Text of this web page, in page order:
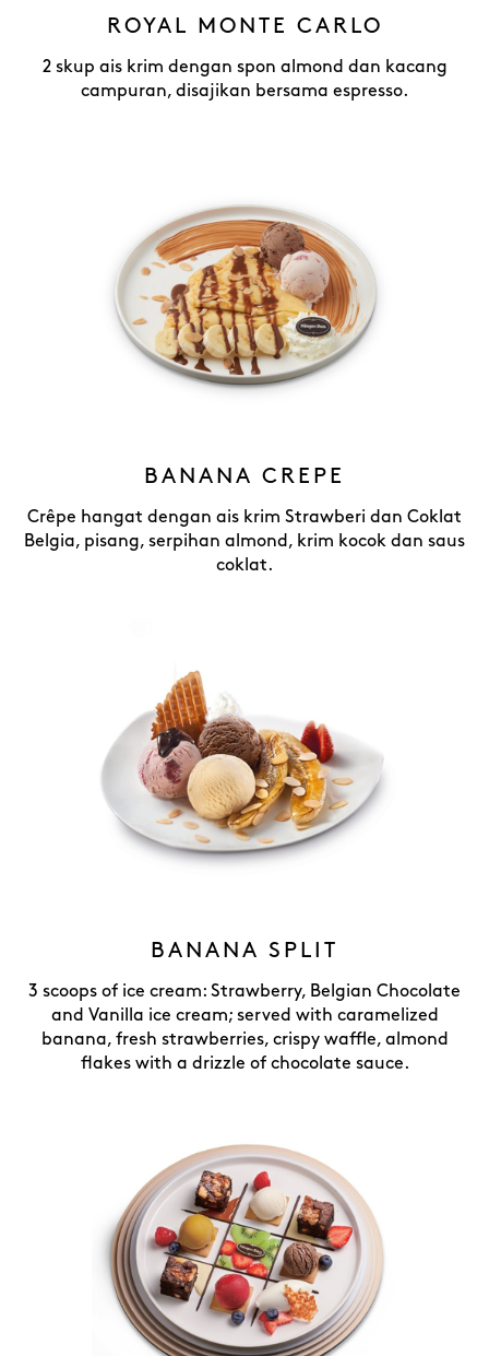
ROYAL MONTE CARLO
2 skup ais krim dengan spon almond dan kacang
campuran, disajikan bersama espresso.
BANANA CREPE
Crêpe hangat dengan ais krim Strawberi dan Coklat
Belgia, pisang, serpihan almond, krim kocok dan saus
coklat.
BANANA SPLIT
3 scoops of ice cream: Strawberry, Belgian Chocolate
and Vanilla ice cream; served with caramelized
banana, fresh strawberries, crispy waffle, almond
flakes with a drizzle of chocolate sauce.